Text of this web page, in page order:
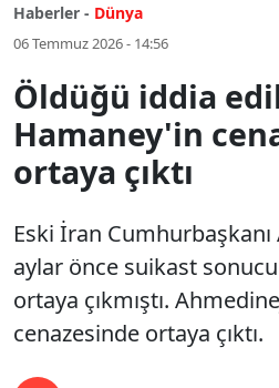
Haberler - Dünya
06 Temmuz 2026 - 14:56
Öldüğü iddia
Hamaney'in
ortaya çıktı
Eski İran
aylar önce suikast
ortaya çıkmıştı.
cenazesinde ortaya çıktı.